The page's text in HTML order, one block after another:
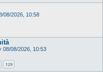
08/2026, 10:58
08/08/2026, 10:53
129